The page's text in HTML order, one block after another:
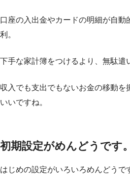
口座の入出金やカードの明細が自動
利。
下手な家計簿をつけるより、無駄遣
収入でも支出でもないお金の移動を
いいですね。
初期設定がめんどうです。
はじめの設定がいろいろめんどうで